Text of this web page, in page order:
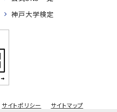
神戸大学検定
サイトポリシー サイトマップ